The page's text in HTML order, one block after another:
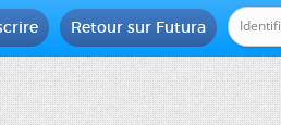
Retour sur Futura